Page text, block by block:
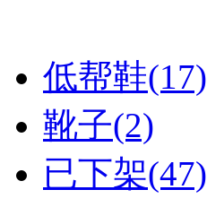
低帮鞋(17)
靴子(2)
已下架(47)